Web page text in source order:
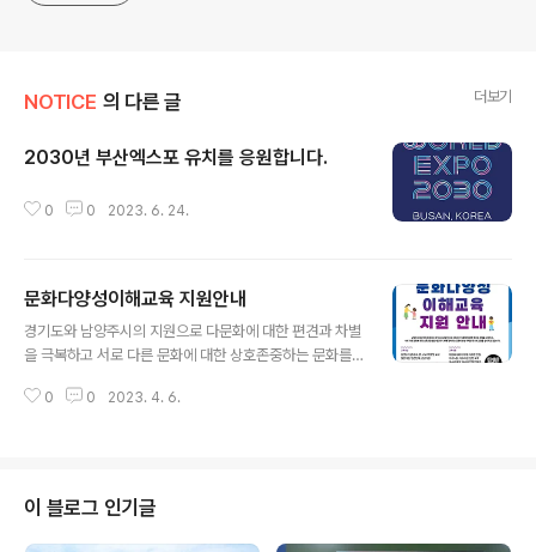
NOTICE 의 다른 글 더보기
2030년 부산엑스포 유치를 응원합니다.
0 0 2023. 6. 24.
문화다양성이해교육 지원안내
경기도와 남양주시의 지원으로 다문화에 대한 편견과 차별
을 극복하고 서로 다른 문화에 대한 상호존중하는 문화를
원합니다. 관심있는 학교, 공공기관 등 지원신청바랍니다!
0 0 2023. 4. 6.
이 블로그 인기글